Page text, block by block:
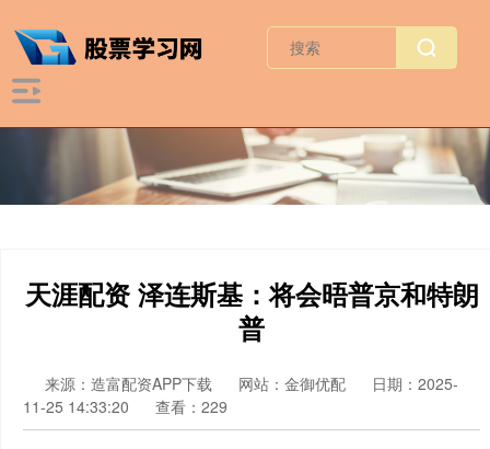
天涯配资 泽连斯基：将会晤普京和特朗
普
来源：造富配资APP下载 网站：金御优配
日期：2025-
11-25 14:33:20
查看：229